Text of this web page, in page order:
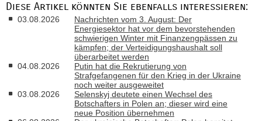
Diese Artikel könnten Sie ebenfalls interessieren:
03.08.2026
Nachrichten vom 3. August: Der
Energiesektor hat vor dem bevorstehenden
schwierigen Winter mit Finanzengpässen zu
kämpfen; der Verteidigungshaushalt soll
überarbeitet werden
04.08.2026
Putin hat die Rekrutierung von
Strafgefangenen für den Krieg in der Ukraine
noch weiter ausgeweitet
03.08.2026
Selenskyj deutete einen Wechsel des
Botschafters in Polen an; dieser wird eine
neue Position übernehmen